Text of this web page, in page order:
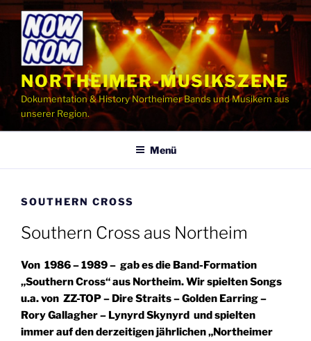
Zum
Inhalt
springen
NORTHEIMER-MUSIKSZENE
Dokumentation & History Northeimer Bands und Musikern aus
unserer Region.
Menü
SOUTHERN CROSS
Southern Cross aus Northeim
Von 1986 – 1989 – gab es die Band-Formation
„Southern Cross“ aus Northeim. Wir spielten Songs
u.a. von ZZ-TOP – Dire Straits – Golden Earring–
Rory Gallagher– Lynyrd Skynyrd und spielten
immer auf den derzeitigen jährlichen „Northeimer